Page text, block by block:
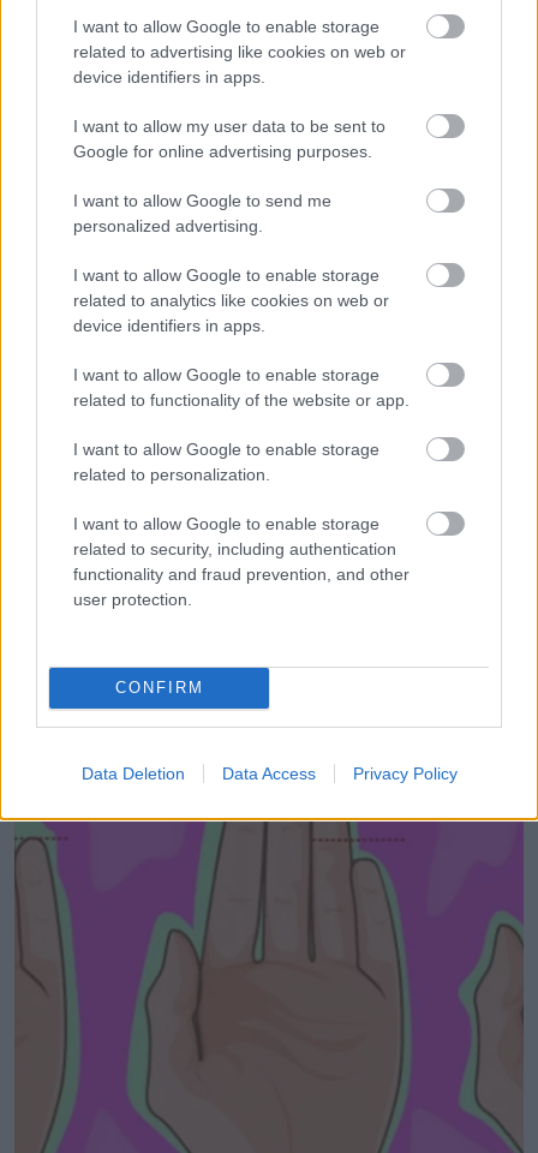
I want to allow Google to enable storage
related to advertising like cookies on web or
device identifiers in apps.
I want to allow my user data to be sent to
Google for online advertising purposes.
I want to allow Google to send me
personalized advertising.
I want to allow Google to enable storage
related to analytics like cookies on web or
device identifiers in apps.
I want to allow Google to enable storage
related to functionality of the website or app.
I want to allow Google to enable storage
related to personalization.
I want to allow Google to enable storage
related to security, including authentication
functionality and fraud prevention, and other
user protection.
CONFIRM
Data Deletion Data Access Privacy Policy
figyelmeztették Magyar
LEGÚJABB POSZTOK: